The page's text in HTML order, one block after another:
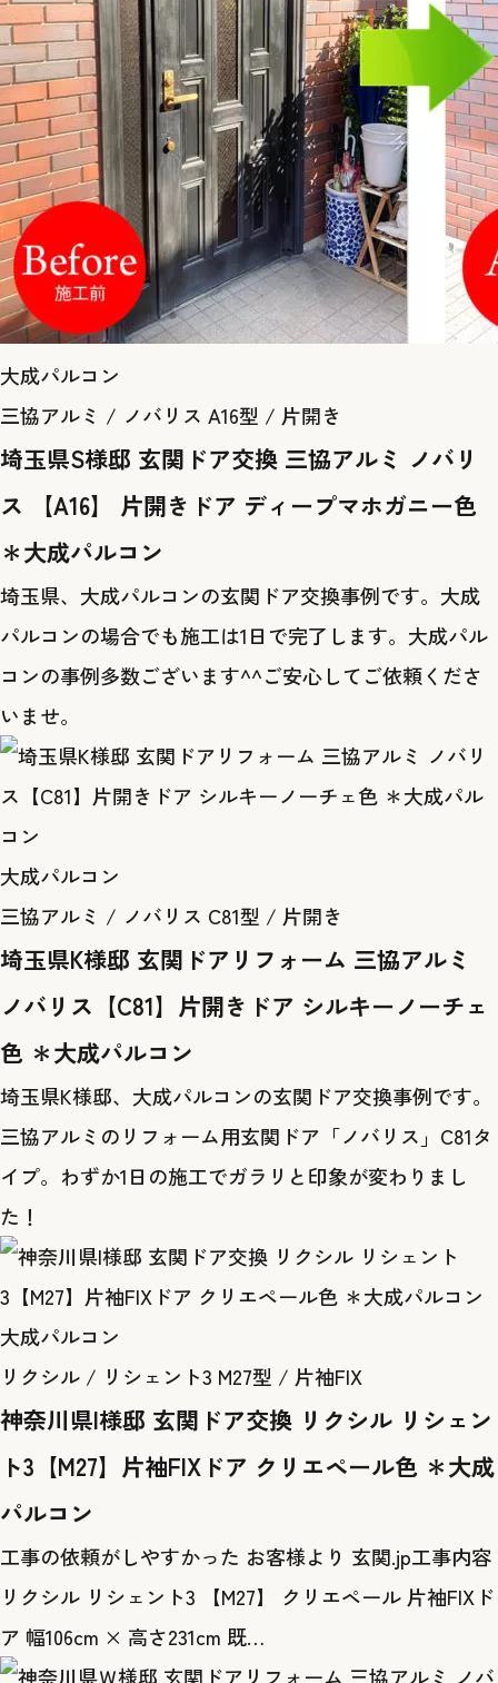
大成パルコン
三協アルミ / ノバリス A16型 / 片開き
埼玉県S様邸 玄関ドア交換 三協アルミ ノバリ
ス 【A16】 片開きドア ディープマホガニー色
＊大成パルコン
埼玉県、大成パルコンの玄関ドア交換事例です。大成
パルコンの場合でも施工は1日で完了します。大成パル
コンの事例多数ございます^^ご安心してご依頼くださ
いませ。
大成パルコン
三協アルミ / ノバリス C81型 / 片開き
埼玉県K様邸 玄関ドアリフォーム 三協アルミ
ノバリス【C81】片開きドア シルキーノーチェ
色 ＊大成パルコン
埼玉県K様邸、大成パルコンの玄関ドア交換事例です。
三協アルミのリフォーム用玄関ドア「ノバリス」C81タ
イプ。わずか1日の施工でガラリと印象が変わりまし
た！
大成パルコン
リクシル / リシェント3 M27型 / 片袖FIX
神奈川県I様邸 玄関ドア交換 リクシル リシェン
ト3【M27】片袖FIXドア クリエペール色 ＊大成
パルコン
工事の依頼がしやすかった お客様より 玄関.jp工事内容
リクシル リシェント3 【M27】 クリエペール 片袖FIXド
ア 幅106cm × 高さ231cm 既…